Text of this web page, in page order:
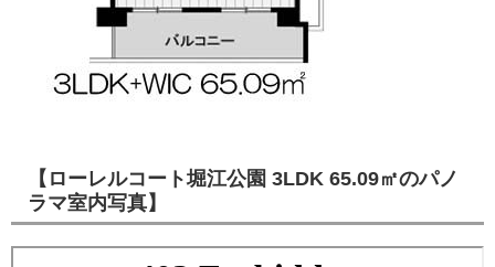
【ローレルコート堀江公園 3LDK 65.09㎡のパノ
ラマ室内写真】